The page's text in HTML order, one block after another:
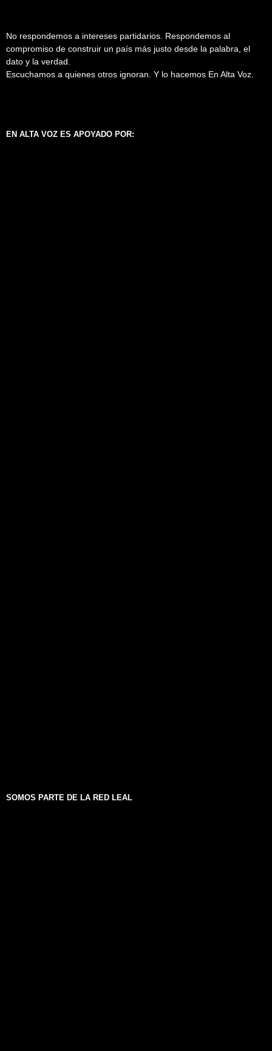
No respondemos a intereses partidarios. Respondemos al
compromiso de construir un país más justo desde la palabra, el
dato y la verdad.
Escuchamos a quienes otros ignoran. Y lo hacemos En Alta Voz.
EN ALTA VOZ ES APOYADO POR:
SOMOS PARTE DE LA RED LEAL